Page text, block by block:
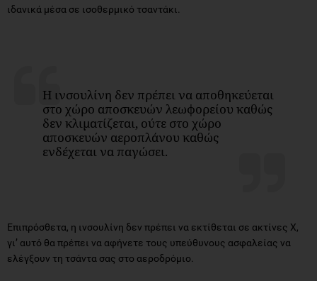
ιδανικά μέσα σε ισοθερμικό τσαντάκι.
Η ινσουλίνη δεν πρέπει να αποθηκεύεται
στο χώρο αποσκευών λεωφορείου καθώς
δεν κλιματίζεται, ούτε στο χώρο
αποσκευών αεροπλάνου καθώς
ενδέχεται να παγώσει.
Επιπρόσθετα, η ινσουλίνη δεν πρέπει να εκτίθεται σε ακτίνες Χ,
γι’ αυτό θα πρέπει να αφήνετε τους υπεύθυνους ασφαλείας να
ελέγξουν τη τσάντα σας στο αεροδρόμιο.